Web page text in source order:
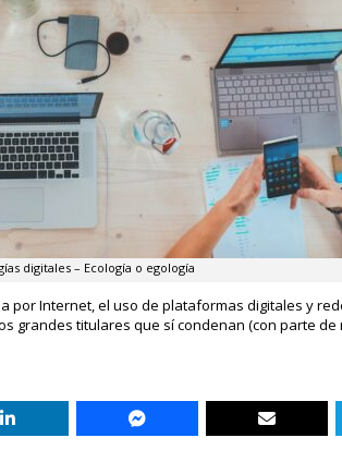
digitales – Ecología o egología
por Internet, el uso de plataformas digitales y
grandes titulares que sí condenan (con parte de